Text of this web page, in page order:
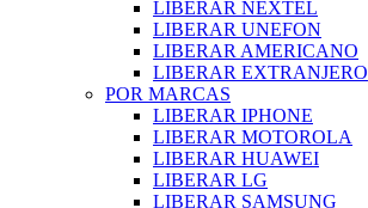
LIBERAR NEXTEL
LIBERAR UNEFON
LIBERAR AMERICANO
LIBERAR EXTRANJERO
POR MARCAS
LIBERAR IPHONE
LIBERAR MOTOROLA
LIBERAR HUAWEI
LIBERAR LG
LIBERAR SAMSUNG